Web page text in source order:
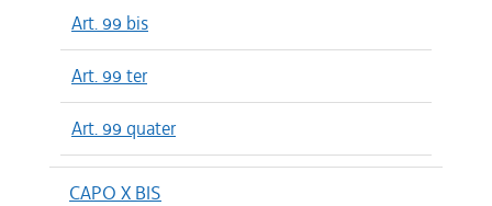
Art. 99 bis
Art. 99 ter
Art. 99 quater
CAPO X BIS